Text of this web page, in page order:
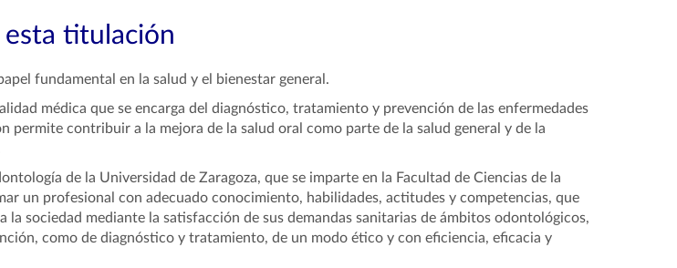
esta titulación
fundamental en la salud y el bienestar general.
médica que se encarga del diagnóstico, tratamiento y prevención de las enfermedades
permite contribuir a la mejora de la salud oral como parte de la salud general y de la
de la Universidad de Zaragoza, que se imparte en la Facultad de Ciencias de la
un profesional con adecuado conocimiento, habilidades, actitudes y competencias, que
la sociedad mediante la satisfacción de sus demandas sanitarias de ámbitos odontológicos,
como de diagnóstico y tratamiento, de un modo ético y con eficiencia, eficacia y